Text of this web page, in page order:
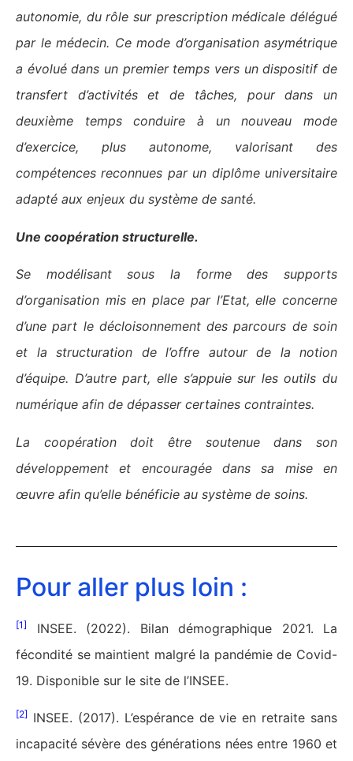
autonomie, du rôle sur prescription médicale délégué
par le médecin. Ce mode d’organisation asymétrique
a évolué dans un premier temps vers un dispositif de
transfert d’activités et de tâches, pour dans un
deuxième temps conduire à un nouveau mode
d’exercice, plus autonome, valorisant des
compétences reconnues par un diplôme universitaire
adapté aux enjeux du système de santé.
Une coopération structurelle.
Se modélisant sous la forme des supports
d’organisation mis en place par l’Etat, elle concerne
d’une part le décloisonnement des parcours de soin
et la structuration de l’offre autour de la notion
d’équipe. D’autre part, elle s’appuie sur les outils du
numérique afin de dépasser certaines contraintes.
La coopération doit être soutenue dans son
développement et encouragée dans sa mise en
œuvre afin qu’elle bénéficie au système de soins.
Pour aller plus loin :
[1]
INSEE. (2022). Bilan démographique 2021. La
fécondité se maintient malgré la pandémie de Covid-
19. Disponible sur le site de l’INSEE.
[2] INSEE. (2017). L’espérance de vie en retraite sans
incapacité sévère des générations nées entre 1960 et